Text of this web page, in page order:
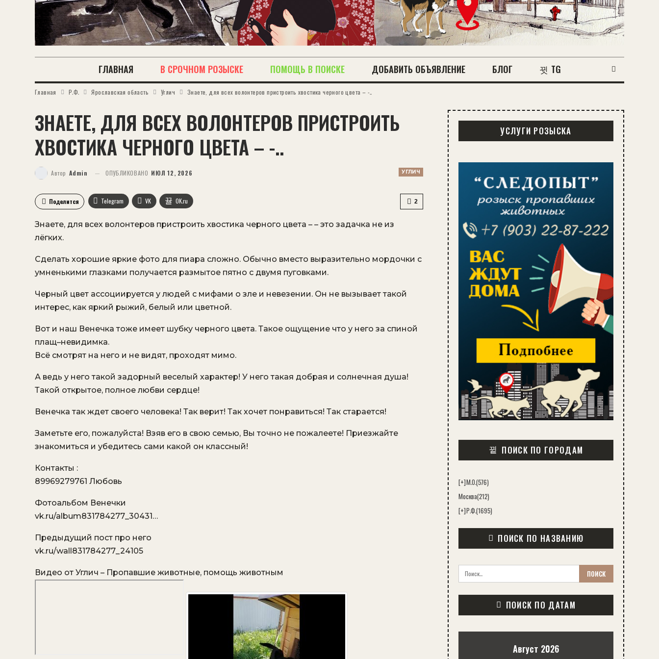
ГЛАВНАЯ В СРОЧНОМ РОЗЫСКЕ ПОМОЩЬ В ПОИСКЕ ДОБАВИТЬ ОБЪЯВЛЕНИЕ БЛОГ TG
Главная Р.Ф. Ярославская область Углич Знаете, для всех волонтеров пристроить хвостика черного цвета – -..
ЗНАЕТЕ, ДЛЯ ВСЕХ ВОЛОНТЕРОВ ПРИСТРОИТЬ
ХВОСТИКА ЧЕРНОГО ЦВЕТА – -..
УГЛИЧ
Автор Admin ОПУБЛИКОВАНО ИЮЛ 12, 2026
2
Поделится Telegram VK OK.ru
Знаете, для всех волонтеров пристроить хвостика черного цвета – – это задачка не из
лёгких.
Сделать хорошие яркие фото для пиара сложно. Обычно вместо выразительно мордочки с
умненькими глазками получается размытое пятно с двумя пуговками.
Черный цвет ассоциируется у людей с мифами о зле и невезении. Он не вызывает такой
интерес, как яркий рыжий, белый или цветной.
Вот и наш Венечка тоже имеет шубку черного цвета. Такое ощущение что у него за спиной
плащ–невидимка.
Всё смотрят на него и не видят, проходят мимо.
А ведь у него такой задорный веселый характер! У него такая добрая и солнечная душа!
Такой открытое, полное любви сердце!
Венечка так ждет своего человека! Так верит! Так хочет понравиться! Так старается!
Заметьте его, пожалуйста! Взяв его в свою семью, Вы точно не пожалеете! Приезжайте
знакомиться и убедитесь сами какой он классный!
Контакты :
89969279761 Любовь
Фотоальбом Венечки
vk.ru/album831784277_30431…
Предыдущий пост про него
vk.ru/wall831784277_24105
Видео от Углич – Пропавшие животные, помощь животным
УСЛУГИ РОЗЫСКА
ПОИСК ПО ГОРОДАМ
[+]М.О.(576)
Москва(212)
[+]Р.Ф.(1695)
ПОИСК ПО НАЗВАНИЮ
ПОИСК ПО ДАТАМ
Август 2026